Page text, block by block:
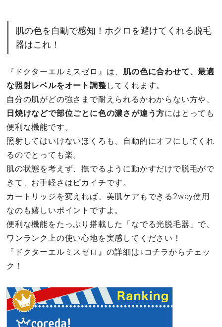
肌の色を自動で感知！ホクロを避けてくれる脱毛
器はこれ！
『ドクターエルミスゼロ』は、 肌の色に合わせて、最適
な照射レベルをオート調整 してくれます。
自分の肌がどの強さまで耐えられるかわからない方や、
日焼けなどで部位ごとに色の濃さが違う方にはとっても
便利な機能です。
照射してはいけないほくろも、自動的にオフにしてくれ
るのでとっても楽。
肌の状態を考えず、撫でるように動かすだけで脱毛がで
きて、お手軽さはピカイチです。
カートリッジを変えれば、美肌ケアもできる2way使用
なのも嬉しいポイントですよ。
便利な機能をたっぷり搭載した「なでる光脱毛器」で、
ワンランク上の使い心地を実感してください！
『ドクターエルミスゼロ』の詳細は↓コチラからチェッ
ク！